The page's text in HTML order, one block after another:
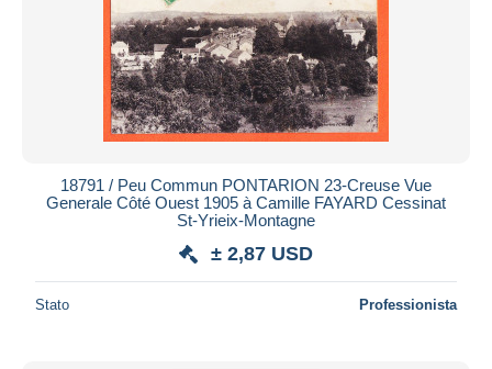
18791 / Peu Commun PONTARION 23-Creuse Vue
Generale Côté Ouest 1905 à Camille FAYARD Cessinat
St-Yrieix-Montagne
± 2,87 USD
Stato Professionista